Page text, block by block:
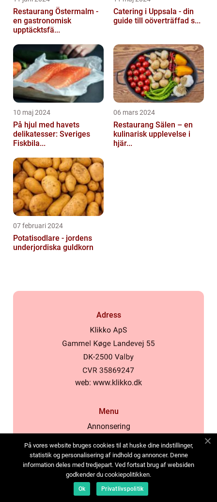
Restaurang Östermalm -
en gastronomisk
upptäcktsfä...
Catering i Uppsala - din
guide till oöverträffad s...
10 maj 2024
På hjul med havets
delikatesser: Sveriges
Fiskbila...
06 mars 2024
Restaurang Sälen – en
kulinarisk upplevelse i
hjär...
07 februari 2024
Potatisodlare - jordens
underjordiska guldkorn
Adress
web: www.klikko.dk
Menu
Annonsering
Cookies
Kontakta oss
Sitemap
På vores website bruges cookies til at huske dine indstillinger,
statistik og personalisering af indhold og annoncer. Denne
information deles med tredjepart. Ved fortsat brug af websiden
godkender du cookiepolitikken.
Ok Privatlivspolitik